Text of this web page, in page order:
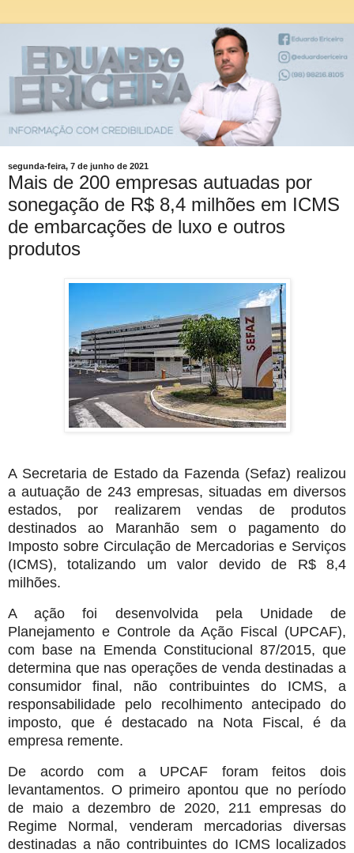
segunda-feira, 7 de junho de 2021
Mais de 200 empresas autuadas por
sonegação de R$ 8,4 milhões em ICMS
de embarcações de luxo e outros
produtos
A Secretaria de Estado da Fazenda (Sefaz) realizou
a autuação de 243 empresas, situadas em diversos
estados, por realizarem vendas de produtos
destinados ao Maranhão sem o pagamento do
Imposto sobre Circulação de Mercadorias e Serviços
(ICMS), totalizando um valor devido de R$ 8,4
milhões.
A ação foi desenvolvida pela Unidade de
Planejamento e Controle da Ação Fiscal (UPCAF),
com base na Emenda Constitucional 87/2015, que
determina que nas operações de venda destinadas a
consumidor final, não contribuintes do ICMS, a
responsabilidade pelo recolhimento antecipado do
imposto, que é destacado na Nota Fiscal, é da
empresa remente.
De acordo com a UPCAF foram feitos dois
levantamentos. O primeiro apontou que no período
de maio a dezembro de 2020, 211 empresas do
Regime Normal, venderam mercadorias diversas
destinadas a não contribuintes do ICMS localizados